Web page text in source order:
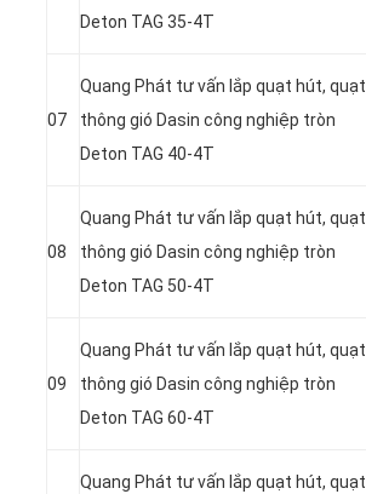
Deton TAG 35-4T
07
Quang Phát tư vấn lắp quạt hút, quạt
thông gió Dasin công nghiệp tròn
Deton TAG 40-4T
08
Quang Phát tư vấn lắp quạt hút, quạt
thông gió Dasin công nghiệp tròn
Deton TAG 50-4T
09
Quang Phát tư vấn lắp quạt hút, quạt
thông gió Dasin công nghiệp tròn
Deton TAG 60-4T
Quang Phát tư vấn lắp quạt hút, quạt